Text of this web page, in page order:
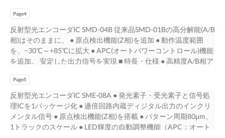
高精度エンコーダの組立工程負荷を大幅に低減 ■ 特長・仕様 ● 小
型パッケージ： ● スケールとの相対位置ばらつきによる影響を軽
減、 14pin, (W)5.3mm × (D)4.3mm × (H)1.7mm 実装工程の簡易化
が可能 ● 高精度A/B相アナログ出力 ● 5Vまたは3.3V電源での動作
可能 ● ノイズに強い差動出力対応 ● 電源電圧範囲： 3.13 ～
別途必要となるガラススケール、PCB基板を併せて 1チップエン
コーダとして最高クラスの信号精度に も、4mm未満の隙間にエ
ンコーダを構成可能です。 より、外部逓倍回路との組み合わせ
でサブミクロン アプリケーションの中にエンコーダを組み込ん
で を超える分解能が実現可能です。 使用する用途に最適です。
※スケール厚み=1.0mm、PCB基板厚み=1.0mmの場合 Phase-A
Page4
反射型光エンコーダIC SMD-04B 従来品SMD-01Bの高分解能(A/B
相)はそのままに、 ● 原点検出機能(Z相)を追加 ● 動作温度範囲
を、−30℃～+85℃に拡大 ● APC(オートパワーコントロール)機能
を追加。 安定した出力信号を実現 ■ 特長・仕様 ● 高精度A/B相ア
5.25V ● APC機能により安定した出力信号を保持 ● 動作温度範
囲： −30 ～ +85℃ ● 小型パッケージ： ● 消費電流： 22mA (typ.
@VDD=5V) 14pin, (W)5.3mm × (D)4.3mm × (H)1.0mm ※APC機
能使用時 ■ 後段回路に合わせた基準電圧選択 ■ 高分解能 後 段 回
路 の 電 源 電 圧 に 合 わ せ て 基 準 電 圧 を 20µm周期の高分解能
Page5
反射型光エンコーダIC SME-08A ● 発光素子・受光素子と信号処
理ICを1パッケージ化 ● 逓倍回路内蔵ディジタル出力のインクリ
メンタル信号 ● 原点検出機能(Z相)を搭載 ● パターン周期80μm、
1トラックのスケール ● LED輝度の自動調整機能（APC：オート